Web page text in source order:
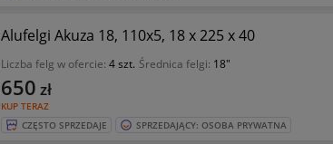
Alufelgi Akuza 18, 110x5, 18 x 225 x 40
Liczba felg w ofercie: 4 szt. Średnica felgi: 18"
KUP TERAZ
650 zł
CZĘSTO SPRZEDAJE SPRZEDAJĄCY: OSOBA PRYWATNA